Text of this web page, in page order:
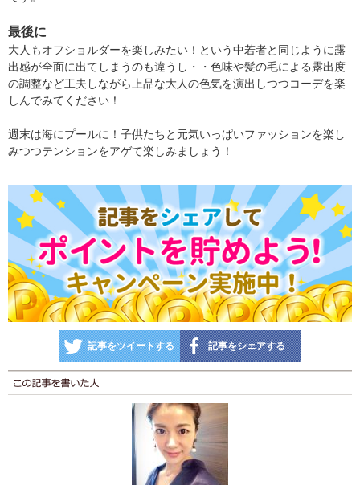
最後に
大人もオフショルダーを楽しみたい！という中若者と同じように露
出感が全面に出てしまうのも違うし・・色味や髪の毛による露出度
の調整など工夫しながら上品な大人の色気を演出しつつコーデを楽
しんでみてください！
週末は海にプールに！子供たちと元気いっぱいファッションを楽し
みつつテンションをアゲて楽しみましょう！
記事をツイートする 記事をシェアする